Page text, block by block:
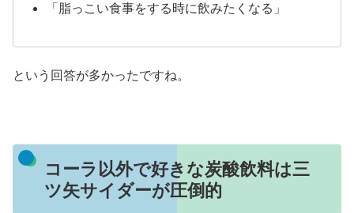
「脂っこい食事をする時に飲みたくなる」
という回答が多かったですね。
コーラ以外で好きな炭酸飲料は三
ツ矢サイダーが圧倒的